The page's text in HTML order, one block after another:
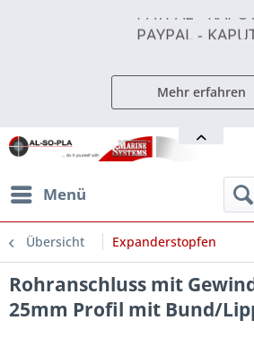
PAYPAL -
Mehr erfahren
Menü
Übersicht Expanderstopfen
Rohranschluss mit
25mm Profil mit Bund/